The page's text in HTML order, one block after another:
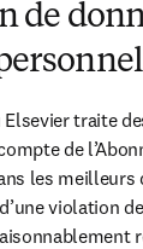
de
traite
de
les meilleurs
violation